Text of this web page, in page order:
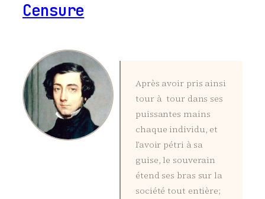
Censure
Après avoir pris ainsi
tour à tour dans ses
puissantes mains
chaque individu, et
l’avoir pétri à sa
guise, le souverain
étend ses bras sur la
société tout entière;